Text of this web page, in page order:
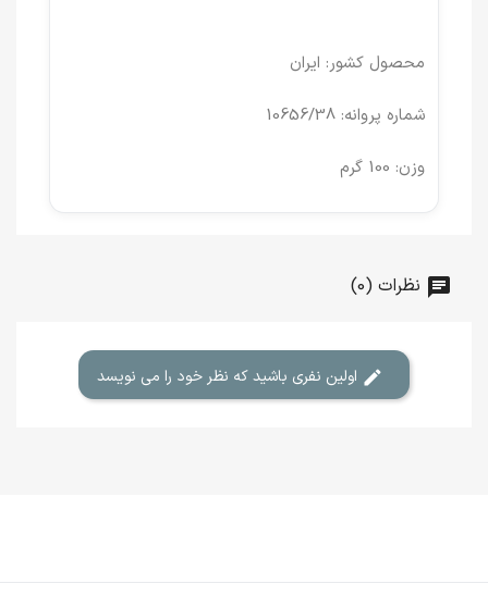
محصول کشور: ایران
شماره پروانه: 10656/38
وزن: 100 گرم
نظرات (0)